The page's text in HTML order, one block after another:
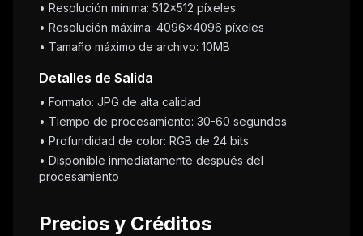
• Resolución mínima: 512x512 píxeles
• Resolución máxima: 4096x4096 píxeles
• Tamaño máximo de archivo: 10MB
Detalles de Salida
• Formato: JPG de alta calidad
• Tiempo de procesamiento: 30-60 segundos
• Profundidad de color: RGB de 24 bits
• Disponible inmediatamente después del
procesamiento
Precios y Créditos